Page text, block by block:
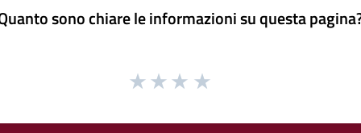
sono chiare le informazioni su questa